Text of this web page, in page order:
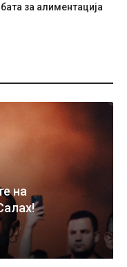
за алиментација
на